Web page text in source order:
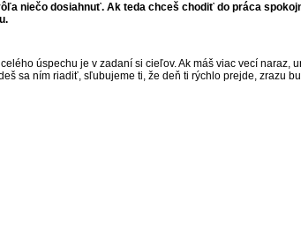
niečo dosiahnuť. Ak teda chceš chodiť do práca
úspechu je v zadaní si cieľov. Ak máš viac vecí naraz,
sa ním riadiť, sľubujeme ti, že deň ti rýchlo prejde, zrazu